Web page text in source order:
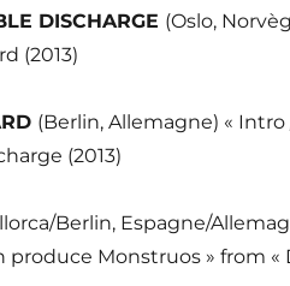
DISCHARGE (Oslo,
(2013)
(Berlin, Allemagne) «
(2013)
Berlin, Espagne/
produce Monstruos » from «